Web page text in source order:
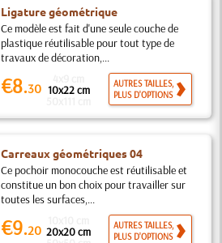
Ligature géométrique
Ce modèle est fait d'une seule couche de
plastique réutilisable pour tout type de
travaux de décoration,...
€8.30 10x22 cm
AUTRES TAILLES,
PLUS D'OPTIONS
Carreaux géométriques 04
Ce pochoir monocouche est réutilisable et
constitue un bon choix pour travailler sur
toutes les surfaces,...
€9.20 20x20 cm
AUTRES TAILLES,
PLUS D'OPTIONS